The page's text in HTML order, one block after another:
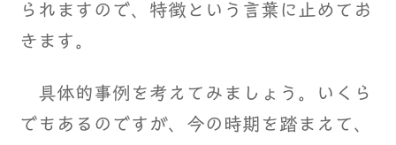
られますので、特徴という言葉に止めてお
きます。
具体的事例を考えてみましょう。いくら
でもあるのですが、今の時期を踏まえて、